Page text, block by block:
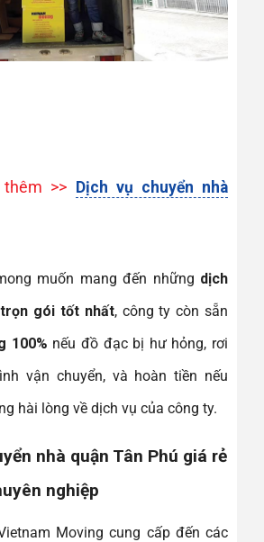
>>
Dịch vụ chuyển nhà
muốn mang đến những dịch
gói tốt nhất, công ty còn sẵn
100% nếu đồ đạc bị hư hỏng, rơi
vận chuyển, và hoàn tiền nếu
hài lòng về dịch vụ của công ty.
nhà quận Tân Phú giá rẻ
nghiệp
Moving cung cấp đến các